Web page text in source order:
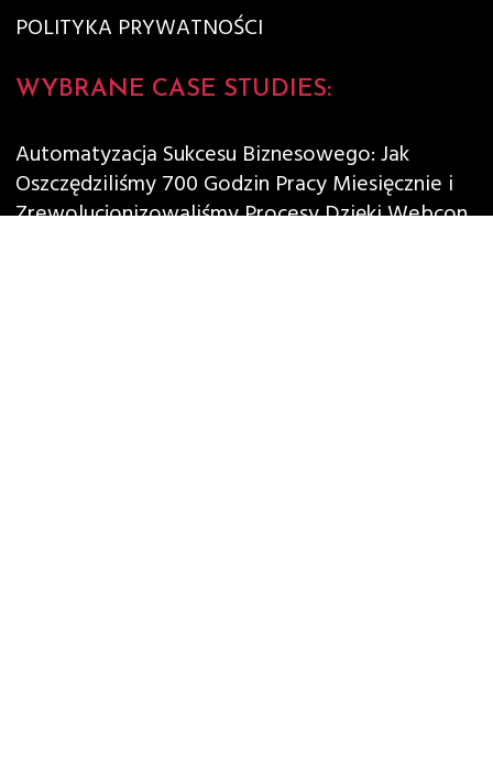
POLITYKA PRYWATNOŚCI
WYBRANE CASE STUDIES:
Automatyzacja Sukcesu Biznesowego: Jak
Oszczędziliśmy 700 Godzin Pracy Miesięcznie i
Zrewolucjonizowaliśmy Procesy Dzięki Webcon